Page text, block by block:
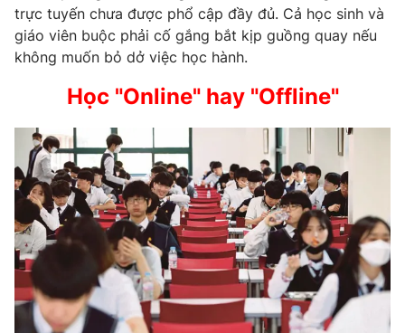
trực tuyến chưa được phổ cập đầy đủ. Cả học sinh và
giáo viên buộc phải cố gắng bắt kịp guồng quay nếu
không muốn bỏ dở việc học hành.
Học "Online" hay "Offline"